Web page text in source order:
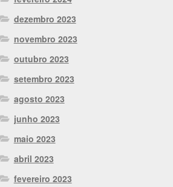
dezembro 2023
novembro 2023
outubro 2023
setembro 2023
agosto 2023
junho 2023
maio 2023
abril 2023
fevereiro 2023